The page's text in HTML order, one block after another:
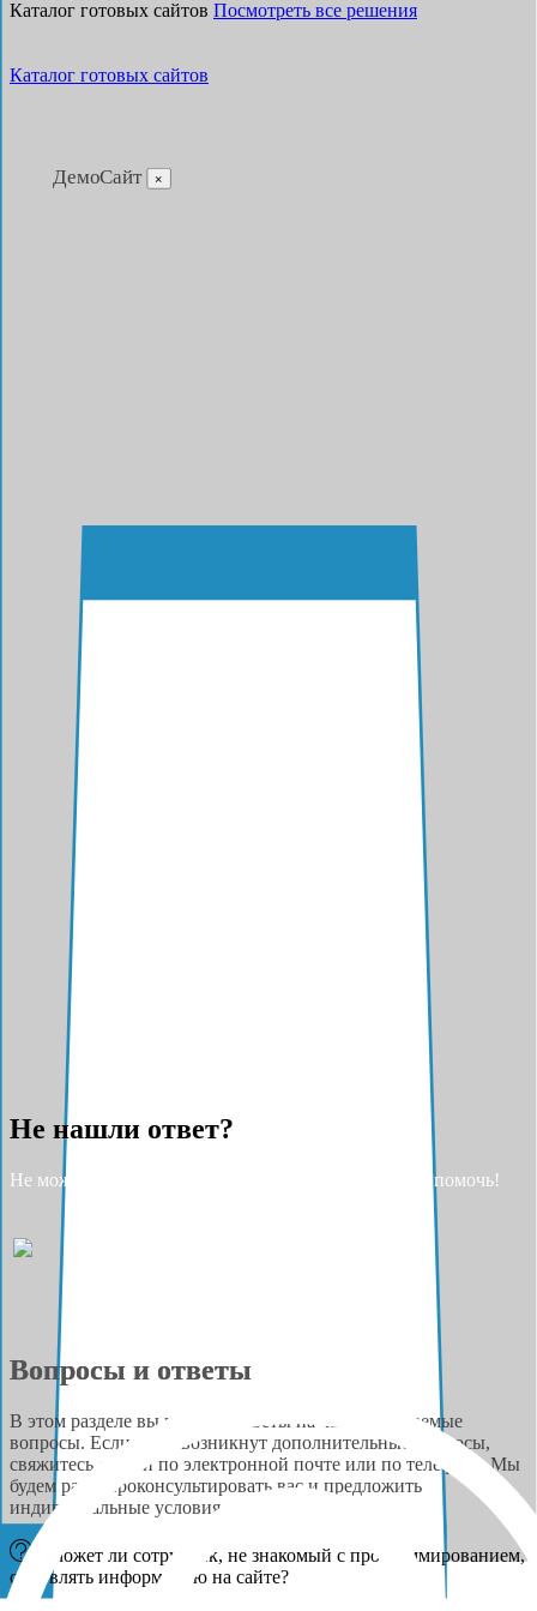
Каталог готовых сайтов Посмотреть все решения
Каталог готовых сайтов
ДемоСайт ×
Не нашли ответ?
Не можете найти ответ на свой вопрос? Разрешите помочь!
Вопросы и ответы
В этом разделе вы найдёте ответы на часто задаваемые
вопросы. Если у вас возникнут дополнительные вопросы,
свяжитесь с нами по электронной почте или по телефону. Мы
будем рады проконсультировать вас и предложить
индивидуальные условия сотрудничества.
Сможет ли сотрудник, не знакомый с программированием,
обновлять информацию на сайте?